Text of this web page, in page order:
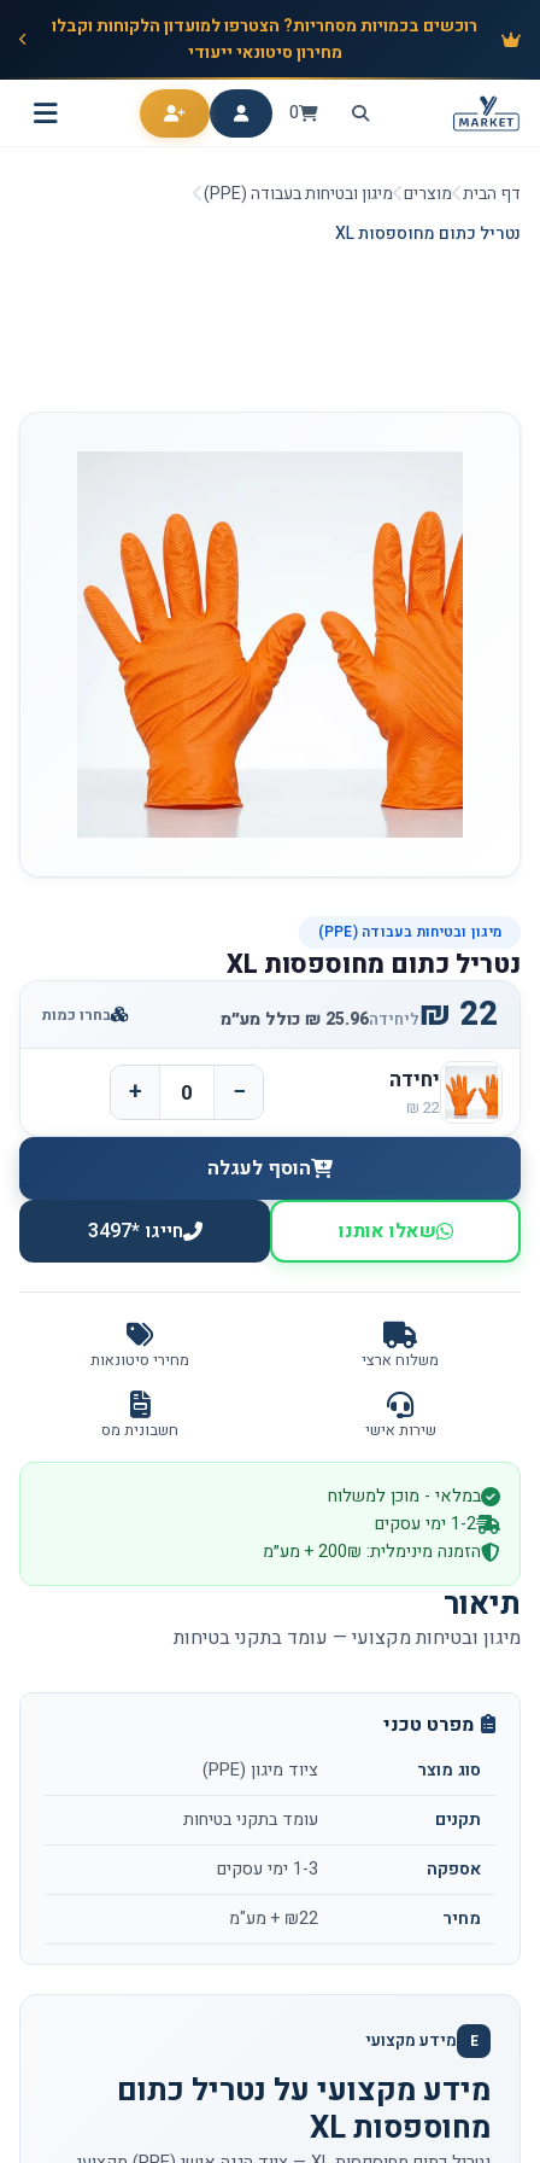
רוכשים בכמויות מסחריות? הצטרפו למועדון הלקוחות וקבלו
מחירון סיטונאי ייעודי
0
דף הבית מוצרים מיגון ובטיחות בעבודה (PPE)
נטריל כתום מחוספסות XL
מיגון ובטיחות בעבודה (PPE)
נטריל כתום מחוספסות XL
ליחידה בחרו כמות
יחידה −
+
הוסף לעגלה
שאלו אותנו חייגו *3497
משלוח ארצי מחירי סיטונאות
שירות אישי חשבונית מס
במלאי - מוכן למשלוח
1-2 ימי עסקים
הזמנה מינימלית: 200₪ + מע״מ
תיאור
מיגון ובטיחות מקצועי — עומד בתקני בטיחות
מפרט טכני
סוג מוצר
ציוד מיגון (PPE)
תקנים
עומד בתקני בטיחות
אספקה
1-3 ימי עסקים
מחיר
₪22 + מע"מ
E מידע מקצועי
מידע מקצועי על נטריל כתום
מחוספסות XL